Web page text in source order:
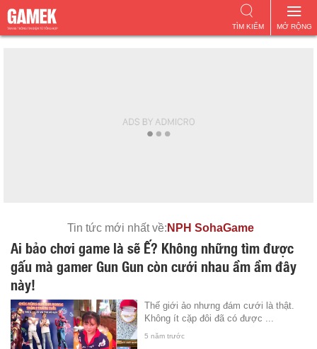
MỞ RỘNG
TÌM KIẾM
Tin tức mới nhất về: NPH SohaGame
Ai bảo chơi game là sẽ Ế? Không những tìm được
gấu mà gamer Gun Gun còn cưới nhau ầm ầm đây
này!
Thế giới ảo nhưng đám cưới là thật.
Không ít cặp đôi đã có được ...
5 năm trước